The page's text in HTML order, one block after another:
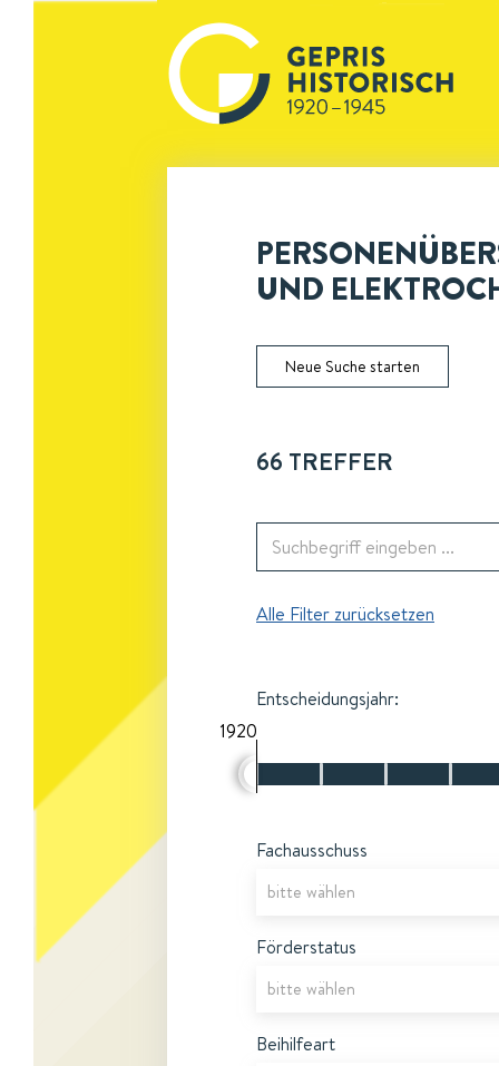
UND
Neue Suche starten
66 TREFFER
Alle Filter zurücksetzen
Entscheidungsjahr:
1920
Fachausschuss
Förderstatus
Beihilfeart